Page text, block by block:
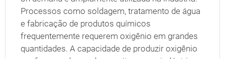
Processos como soldagem, tratamento de água
e fabricação de produtos químicos
frequentemente requerem oxigênio em grandes
quantidades. A capacidade de produzir oxigênio